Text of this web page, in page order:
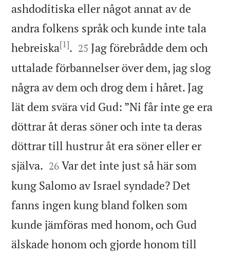
ashdoditiska eller något annat av de
andra folkens språk och kunde inte tala
hebreiska[1]. 

25 Jag förebrådde dem och
uttalade förbannelser över dem, jag slog
några av dem och drog dem i håret. Jag
lät dem svära vid Gud: ”Ni får inte ge era
döttrar åt deras söner och inte ta deras
döttrar till hustrur åt era söner eller er
själva. 

26 Var det inte just så här som
kung Salomo av Israel syndade? Det
fanns ingen kung bland folken som
kunde jämföras med honom, och Gud
älskade honom och gjorde honom till